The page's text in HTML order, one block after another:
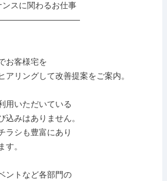
スに関わるお仕事
お客様宅を
アリングして改善提案をご案内。
用いただいている
込みはありません。
ラシも豊富にあり
す。
ントなど各部門の